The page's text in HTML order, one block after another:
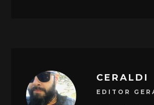
CERALDI
EDITOR